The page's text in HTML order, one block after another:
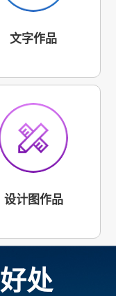
文字作品
设计图作品
好处